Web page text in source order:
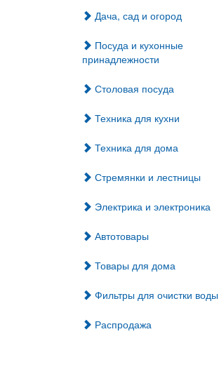
Дача, сад и огород
Посуда и кухонные
принадлежности
Столовая посуда
Техника для кухни
Техника для дома
Стремянки и лестницы
Электрика и электроника
Автотовары
Товары для дома
Фильтры для очистки воды
Распродажа